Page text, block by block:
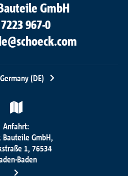
GmbH
967-0
Germany (DE)
Anfahrt:
Bauteile GmbH,
1, 76534
Baden